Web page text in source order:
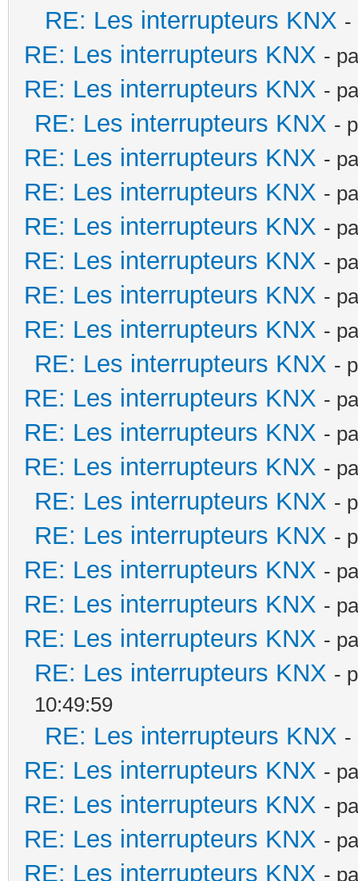
RE: Les interrupteurs KNX -
RE: Les interrupteurs KNX -
RE: Les interrupteurs KNX -
RE: Les interrupteurs KNX -
RE: Les interrupteurs KNX -
RE: Les interrupteurs KNX -
RE: Les interrupteurs KNX -
RE: Les interrupteurs KNX -
RE: Les interrupteurs KNX -
RE: Les interrupteurs KNX -
RE: Les interrupteurs KNX -
RE: Les interrupteurs KNX -
RE: Les interrupteurs KNX -
RE: Les interrupteurs KNX -
RE: Les interrupteurs KNX -
RE: Les interrupteurs KNX -
RE: Les interrupteurs KNX -
RE: Les interrupteurs KNX -
RE: Les interrupteurs KNX -
RE: Les interrupteurs KNX -
10:49:59
RE: Les interrupteurs KNX -
RE: Les interrupteurs KNX -
RE: Les interrupteurs KNX -
RE: Les interrupteurs KNX -
RE: Les interrupteurs KNX -